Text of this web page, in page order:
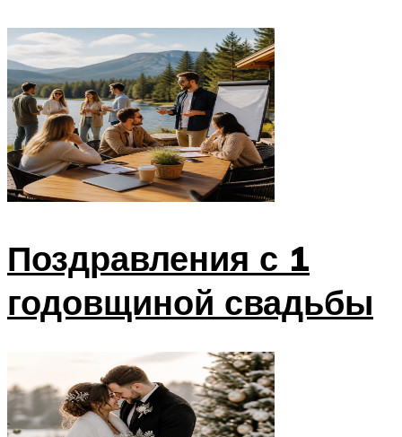
Поздравления с 1
годовщиной свадьбы